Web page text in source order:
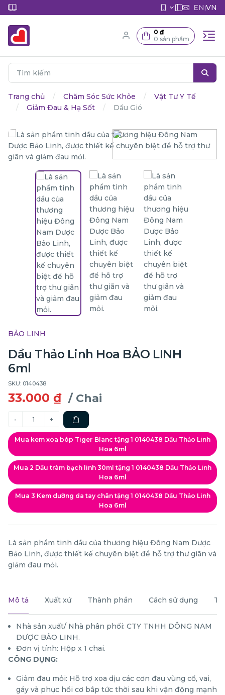
EN|VN
0 ₫
0 sản phẩm
Trang chủ Chăm Sóc Sức Khỏe
Vật Tư Y Tế
Giảm Đau & Hạ Sốt
Dầu Gió
BẢO LINH
Dầu Thảo Linh Hoa BẢO LINH
6ml
SKU: 0140438
33.000 ₫ / Chai
Mua kem xoa bóp Tiger Blanc tặng 1 0140438 Dầu Thảo Linh
Hoa 6ml
Mua 2 Dầu tràm bạch linh 30ml tặng 1 0140438 Dầu Thảo Linh
Hoa 6ml
Mua 3 Kem dưỡng da tay chân tặng 1 0140438 Dầu Thảo Linh
Hoa 6ml
Là sản phẩm tinh dầu của thương hiệu Đông Nam Dược
Bảo Linh, được thiết kế chuyên biệt để hỗ trợ thư giãn và
giảm đau mỏi.
Mô tả Xuất xứ Thành phần Cách sử dụng
Nhà sản xuất/ Nhà phân phối: CTY TNHH DÔNG NAM
DƯỢC BẢO LINH.
Đơn vị tính: Hộp x 1 chai.
CÔNG DỤNG:
Giảm đau mỏi: Hỗ trợ xoa dịu các cơn đau vùng cổ, vai,
gáy và phục hồi cơ bắp tức thời sau khi vận động mạnh